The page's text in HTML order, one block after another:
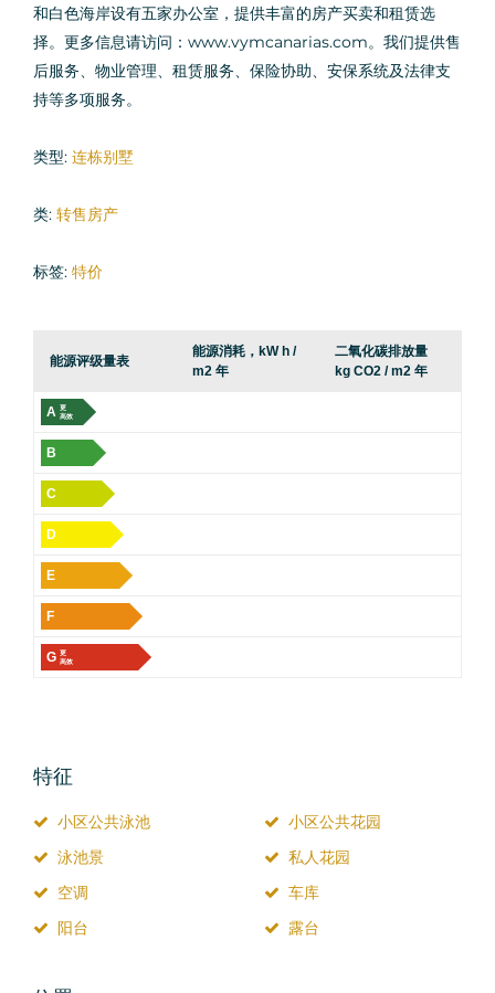
和白色海岸设有五家办公室，提供丰富的房产买卖和租赁选
择。更多信息请访问：www.vymcanarias.com。我们提供售
后服务、物业管理、租赁服务、保险协助、安保系统及法律支
持等多项服务。
类型: 连栋别墅
类: 转售房产
标签: 特价
能源评级量表
能源消耗，kW h /
m2 年
二氧化碳排放量
kg CO2 / m2 年
A
更
高效
B
C
D
E
F
G 更
高效
特征
小区公共泳池
小区公共花园
泳池景
私人花园
空调
车库
阳台
露台